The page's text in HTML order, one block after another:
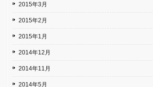
2015年3月
2015年2月
2015年1月
2014年12月
2014年11月
2014年5月